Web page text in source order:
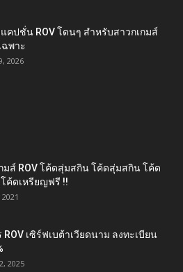
คปชั่น ROV โดนๆ สำหรับสาวกเกมส์
ฉพาะ
2026
มส์ ROV โค้ดสุ่มสกิน โค้ดสุ่มสกิน โค้ด
ค้ดเหรียญฟรี !!
เซิร์ฟเบต้าเวียดนาม ลงทะเบียน
2025